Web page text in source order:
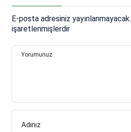
E-posta adresiniz yayınlanmayacak.
işaretlenmişlerdir
Yorumunuz
Adınız